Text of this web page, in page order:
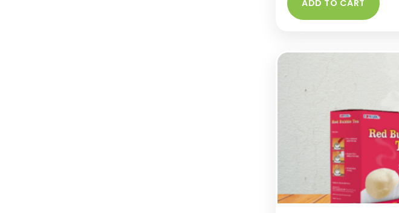
ADD TO CART